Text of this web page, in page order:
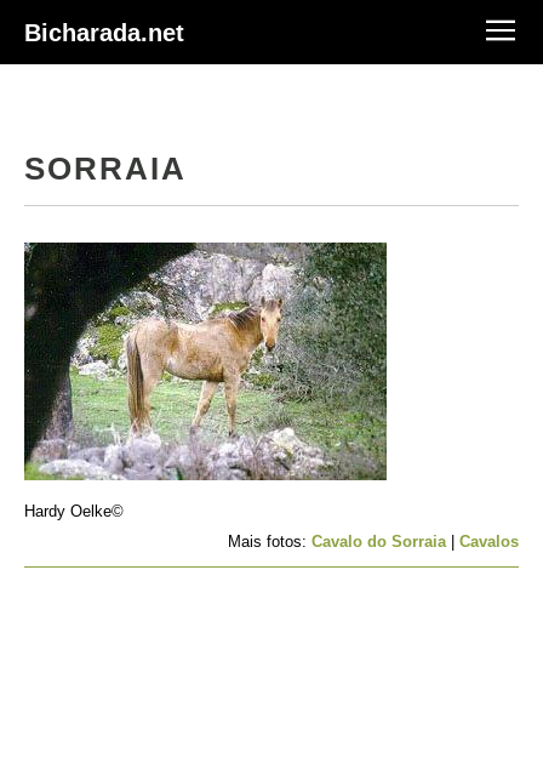
Bicharada.net
SORRAIA
Hardy Oelke©
Mais fotos: Cavalo do Sorraia| Cavalos